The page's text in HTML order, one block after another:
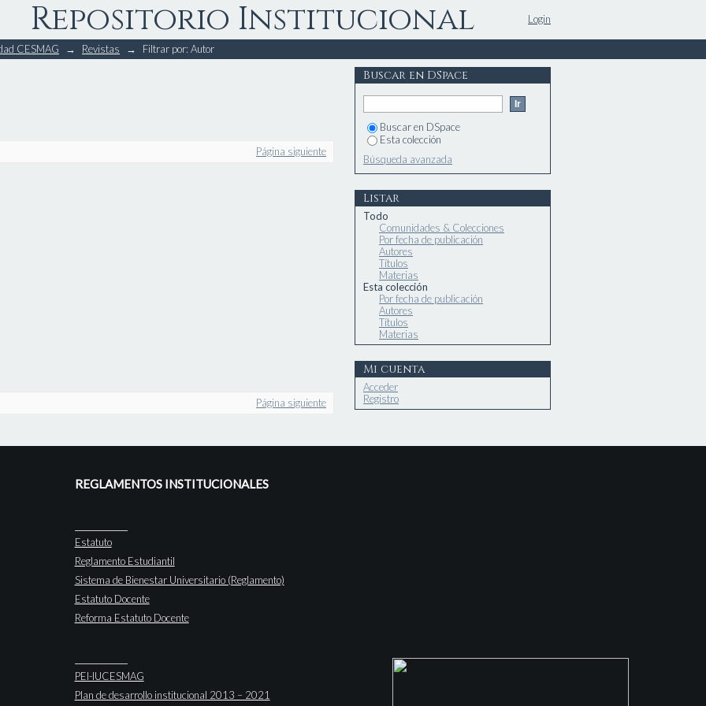
Repositorio Institucional Login
CESMAG → Revistas → Filtrar por: Autor
Página siguiente
Página siguiente
Buscar en DSpace
Buscar en DSpace
Esta colección
Búsqueda avanzada
Listar
Todo
Comunidades & Colecciones
Por fecha de publicación
Autores
Títulos
Materias
Esta colección
Por fecha de publicación
Autores
Títulos
Materias
Mi cuenta
Acceder
Registro
REGLAMENTOS INSTITUCIONALES
Estatuto
Reglamento Estudiantil
Sistema de Bienestar Universitario (Reglamento)
Estatuto Docente
Reforma Estatuto Docente
PEI-IUCESMAG
Plan de desarrollo institucional 2013 – 2021